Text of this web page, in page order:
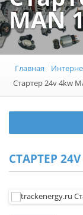
MAN
Главная
Стартер 24v 4kw
СТАРТЕР 24V